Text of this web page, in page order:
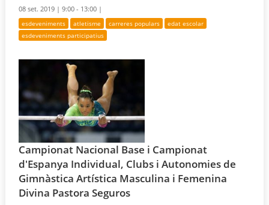
08 set. 2019 |9:00 - 13:00 |
esdeveniments atletisme carreres populars
edat escolar
esdeveniments participatius
Campionat Nacional Base i Campionat
d'Espanya Individual, Clubs i Autonomies de
Gimnàstica Artística Masculina i Femenina
Divina Pastora Seguros